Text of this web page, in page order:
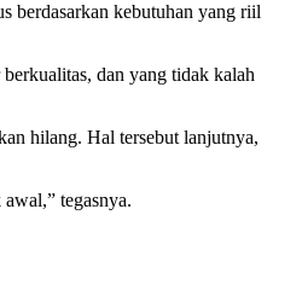
berdasarkan kebutuhan yang riil
dan yang tidak kalah
hilang. Hal tersebut lanjutnya,
tegasnya.